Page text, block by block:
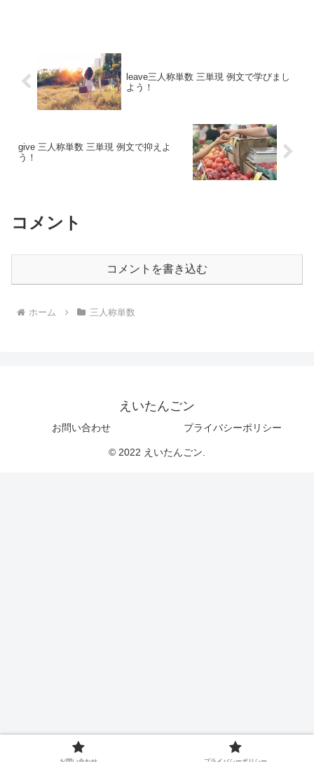
leave三人称単数 三単現 例文で学びまし
よう！
give 三人称単数 三単現 例文で抑えよ
う！
コメント
コメントを書き込む
ホーム 三人称単数
えいたんごン
お問い合わせ プライバシーポリシー
© 2022 えいたんごン.